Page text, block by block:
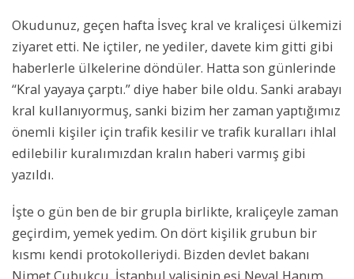
Okudunuz, geçen hafta İsveç kral ve kraliçesi ülkemizi
ziyaret etti. Ne içtiler, ne yediler, davete kim gitti gibi
haberlerle ülkelerine döndüler. Hatta son günlerinde
“Kral yayaya çarptı.” diye haber bile oldu. Sanki arabayı
kral kullanıyormuş, sanki bizim her zaman yaptığımız
önemli kişiler için trafik kesilir ve trafik kuralları ihlal
edilebilir kuralımızdan kralın haberi varmış gibi
yazıldı.
İşte o gün ben de bir grupla birlikte, kraliçeyle zaman
geçirdim, yemek yedim. On dört kişilik grubun bir
kısmı kendi protokolleriydi. Bizden devlet bakanı